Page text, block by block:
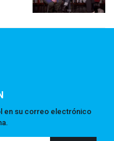
en su correo electrónico